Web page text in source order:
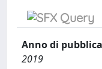
Anno di
2019